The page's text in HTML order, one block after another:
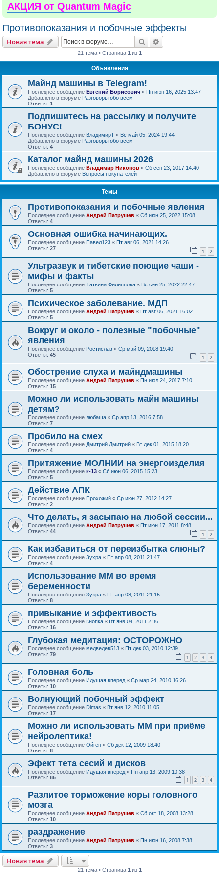
АКЦИЯ от Quantum Magic
Противопоказания и побочные эффекты
Новая тема Поиск
21 тема • Страница 1 из 1
Объявления
Майнд машины в Telegram!
Последнее сообщение Евгений Борисович « Пн июн 16, 2025 13:47
Добавлено в форуме Разговоры обо всем
Ответы: 1
Подпишитесь на рассылку и получите
БОНУС!
Последнее сообщение ВладимирТ « Вс май 05, 2024 19:44
Добавлено в форуме Разговоры обо всем
Ответы: 4
Каталог майнд машины 2026
Последнее сообщение Владимир Никонов « Сб сен 23, 2017 14:40
Добавлено в форуме Вопросы покупателей
Темы
Противопоказания и побочные явления
Последнее сообщение Андрей Патрушев « Сб июн 25, 2022 15:08
Ответы: 4
Основная ошибка начинающих.
Последнее сообщение Павел123 « Пт авг 06, 2021 14:26
Ответы: 27 1 2
Ультразвук и тибетские поющие чаши -
мифы и факты
Последнее сообщение Татьяна Филиппова « Вс сен 25, 2022 22:47
Ответы: 5
Психическое заболевание. МДП
Последнее сообщение Андрей Патрушев « Пт авг 06, 2021 16:02
Ответы: 5
Вокруг и около - полезные "побочные"
явления
Последнее сообщение Ростислав « Ср май 09, 2018 19:40
Ответы: 45 1 2
Обострение слуха и майндмашины
Последнее сообщение Андрей Патрушев « Пн июл 24, 2017 7:10
Ответы: 15
Можно ли использовать майн машины
детям?
Последнее сообщение любаша « Ср апр 13, 2016 7:58
Ответы: 7
Пробило на смех
Последнее сообщение Дмитрий Дмитрий « Вт дек 01, 2015 18:20
Ответы: 4
Притяжение МОЛНИИ на энергоизделия
Последнее сообщение к-13 « Сб июн 06, 2015 15:23
Ответы: 5
Действие АПК
Последнее сообщение Прохожий « Ср июн 27, 2012 14:27
Ответы: 2
Что делать, я засыпаю на любой сессии...
Последнее сообщение Андрей Патрушев « Пт июн 17, 2011 8:48
Ответы: 44 1 2
Как избавиться от переизбытка слюны?
Последнее сообщение Зухра « Пт апр 08, 2011 21:47
Ответы: 4
Использование ММ во время
беременности
Последнее сообщение Зухра « Пт апр 08, 2011 21:15
Ответы: 8
привыкание и эффективость
Последнее сообщение Кнопка « Вт янв 04, 2011 2:36
Ответы: 16
Глубокая медитация: ОСТОРОЖНО
Последнее сообщение медведев513 « Пт дек 03, 2010 12:39
Ответы: 79 1 2 3 4
Головная боль
Последнее сообщение Идущая вперед « Ср мар 24, 2010 16:26
Ответы: 10
Волнующий побочный эффект
Последнее сообщение Dimas « Вт янв 12, 2010 11:05
Ответы: 17
Можно ли использовать ММ при приёме
нейролептика!
Последнее сообщение Ойген « Сб дек 12, 2009 18:40
Ответы: 8
Эфект тета сесий и дисков
Последнее сообщение Идущая вперед « Пн апр 13, 2009 10:38
Ответы: 86 1 2 3 4
Разлитое торможение коры головного
мозга
Последнее сообщение Андрей Патрушев « Сб окт 18, 2008 13:28
Ответы: 10
раздражение
Последнее сообщение Андрей Патрушев « Пн июн 16, 2008 7:38
Ответы: 3
Новая тема
21 тема • Страница 1 из 1